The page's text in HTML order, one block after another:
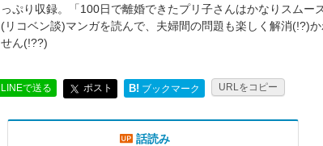
っぷり収録。「100日で離婚できたプリ子さんはかなりスムー
(リコベン談)マンガを読んで、夫婦間の問題も楽しく解消(!?)
せん(!??)
LINEで送る ポスト B! ブックマーク URLをコピー
話読み